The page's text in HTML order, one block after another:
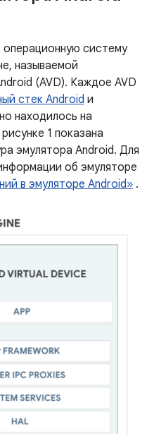
операционную систему
называемой
(AVD). Каждое AVD
стек Android и
находилось на
1 показана
эмулятора Android. Для
об эмуляторе
в эмуляторе Android» .